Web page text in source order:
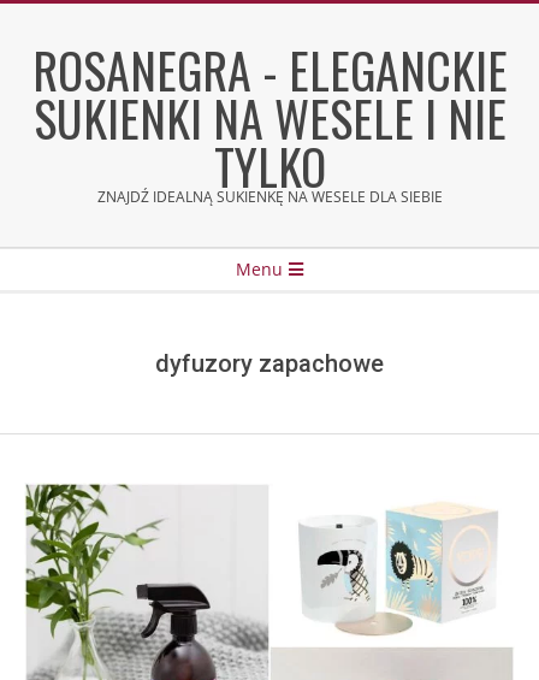
contentROSANEGRA - ELEGANCKIE
SUKIENKI NA WESELE I NIE
TYLKO
ZNAJDŹ IDEALNĄ SUKIENKĘ NA WESELE DLA SIEBIE
Menu
dyfuzory zapachowe